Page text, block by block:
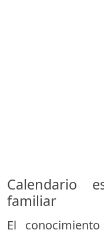
Calendario
familiar
El